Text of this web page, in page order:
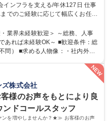
フラを支える/年休127日 仕事
でのご経験に応じて幅広くお任せ
※基本的には事務所勤務ですが、
以外への日帰り・宿泊を伴う国内
つ、お互いに助け合いながら、総
社会インフラを支える/年休127日
業界未経験歓迎＞ ～総務、人事
あれば未経験OK～ ■歓迎条件：総
社内外の
人事総務領域に興味がありゼネラ
ズ株式会社
様のお声をもとにより良
ンドコールスタッフ
を増やしませんか？★≫ お客様のお声